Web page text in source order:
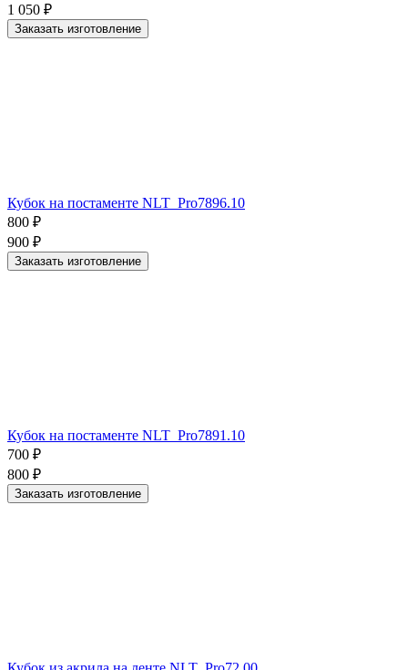
1 050 ₽
Заказать изготовление
Кубок на постаменте NLT_Pro7896.10
800 ₽
900 ₽
Заказать изготовление
Кубок на постаменте NLT_Pro7891.10
700 ₽
800 ₽
Заказать изготовление